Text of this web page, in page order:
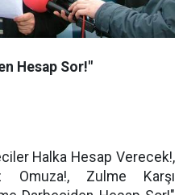
Hesap Sor!"
Halka Hesap Verecek!,
Omuza!, Zulme Karşı